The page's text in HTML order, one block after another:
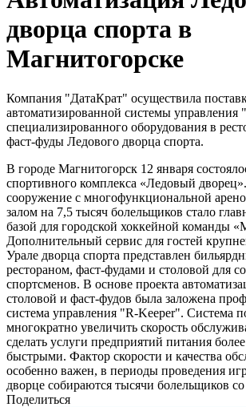
дворца спорта в
Магнитогорске
Компания "ДатаКрат" осуществила
автоматизированной системы управления
специализированного оборудования в
фаст-фуды Ледового дворца спорта.
В городе Магнитогорск 12 января
спортивного комплекса «Ледовый
сооружение с многофункциональной
залом на 7,5 тысяч болельщиков стало
базой для городской хоккейной команды
Дополнительный сервис для гостей
Урале дворца спорта представлен
рестораном, фаст-фудами и столовой для
спортсменов. В основе проекта
столовой и фаст-фудов была заложена
система управления "R-Keeper". Система
многократно увеличить скорость
сделать услуги предприятий питания
быстрыми. Фактор скорости и качества
особенно важен, в периоды проведения
дворце собираются тысячи болельщиков
Поделиться